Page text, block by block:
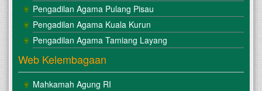
Pengadilan Agama Pulang Pisau
Pengadilan Agama Kuala Kurun
Pengadilan Agama Tamiang Layang
Web Kelembagaan
Mahkamah Agung RI